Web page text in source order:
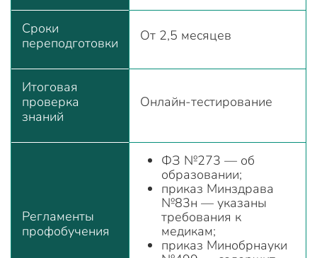
Сроки
переподготовки
От 2,5 месяцев
Итоговая
проверка
знаний
Онлайн-тестирование
Регламенты
профобучения
ФЗ №273 — об
образовании;
приказ Минздрава
№83н — указаны
требования к
медикам;
приказ Минобрнауки